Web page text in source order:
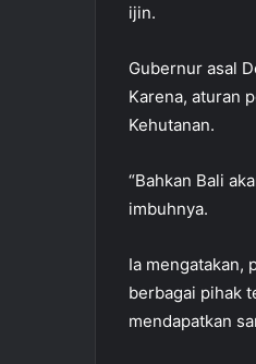
ijin.
Gubernur asal
Karena, aturan
Kehutanan.
“Bahkan Bali
imbuhnya.
Ia mengatakan,
berbagai pihak
mendapatkan